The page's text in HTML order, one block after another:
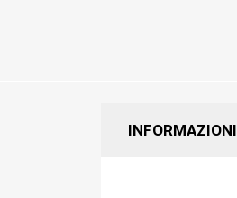
INFORMAZIONI